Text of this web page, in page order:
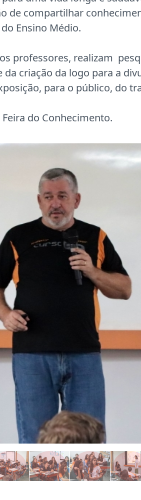
de compartilhar
Ensino Médio.
professores, realizam
criação da logo para a
para o público, do
do Conhecimento.